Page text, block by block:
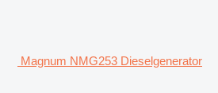
Magnum NMG253 Dieselgenerator